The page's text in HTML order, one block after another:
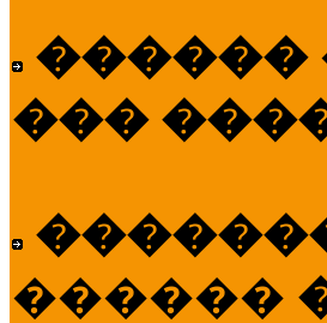
������
���
������